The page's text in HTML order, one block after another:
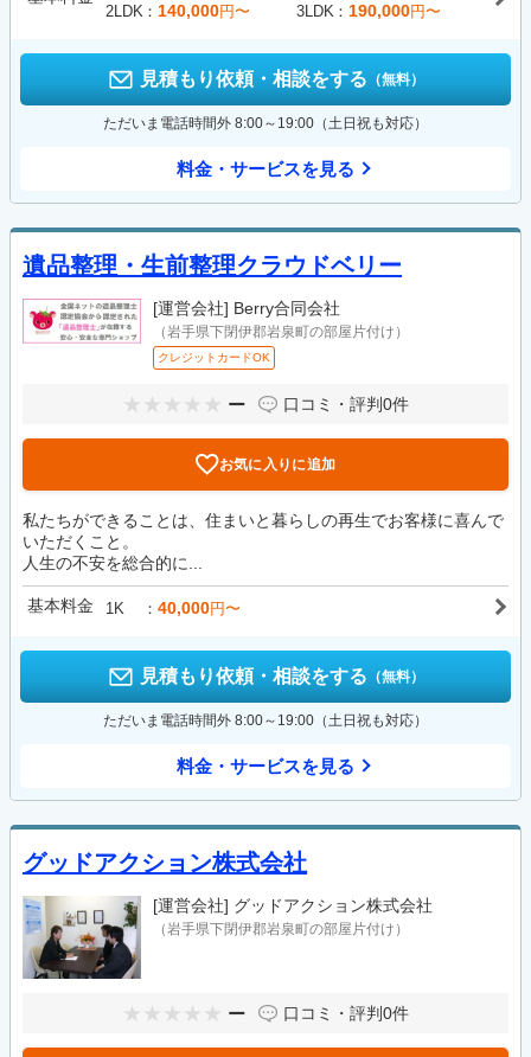
2LDK
140,000円〜 3LDK 190,000円〜
見積もり依頼・相談をする （無料）
ただいま電話時間外 8:00～19:00（土日祝も対応）
料金・サービスを見る
遺品整理・生前整理クラウドベリー
[運営会社] Berry合同会社
（岩手県下閉伊郡岩泉町の部屋片付け）
クレジットカードOK
ー 口コミ・評判0件
お気に入りに追加
私たちができることは、住まいと暮らしの再生でお客様に喜んで
いただくこと。
人生の不安を総合的に...
基本料金 1K 40,000円〜
見積もり依頼・相談をする （無料）
ただいま電話時間外 8:00～19:00（土日祝も対応）
料金・サービスを見る
グッドアクション株式会社
[運営会社] グッドアクション株式会社
（岩手県下閉伊郡岩泉町の部屋片付け）
ー 口コミ・評判0件